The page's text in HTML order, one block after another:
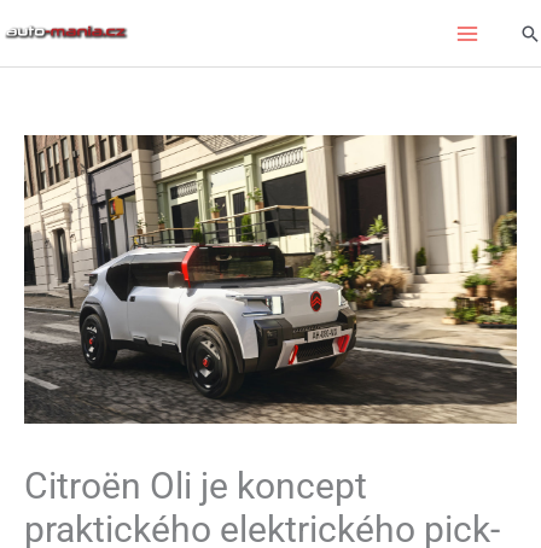
Citroën Oli je koncept
praktického elektrického pick-